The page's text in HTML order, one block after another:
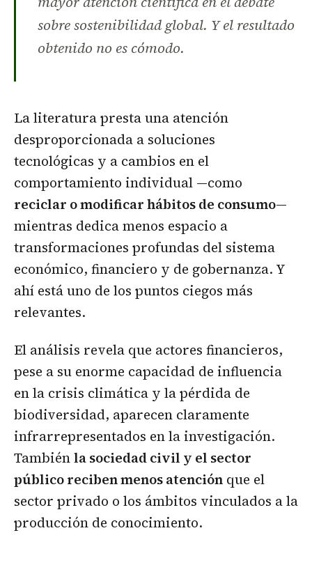
sobre sostenibilidad global. Y el resultado
obtenido no es cómodo.
La literatura presta una atención
desproporcionada a soluciones
tecnológicas y a cambios en el
comportamiento individual —como
reciclar o modificar hábitos de consumo—
mientras dedica menos espacio a
transformaciones profundas del sistema
económico, financiero y de gobernanza. Y
ahí está uno de los puntos ciegos más
relevantes.
El análisis revela que actores financieros,
pese a su enorme capacidad de influencia
en la crisis climática y la pérdida de
biodiversidad, aparecen claramente
infrarrepresentados en la investigación.
Tambiénla sociedad civil y el sector
público reciben menos atención que el
sector privado o los ámbitos vinculados a la
producción de conocimiento.